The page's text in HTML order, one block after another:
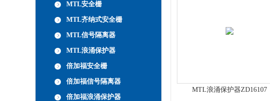
MTL安全栅
MTL齐纳式安全栅
MTL信号隔离器
MTL浪涌保护器
倍加福安全栅
倍加福信号隔离器
倍加福浪涌保护器
MTL浪涌保护器ZD16107